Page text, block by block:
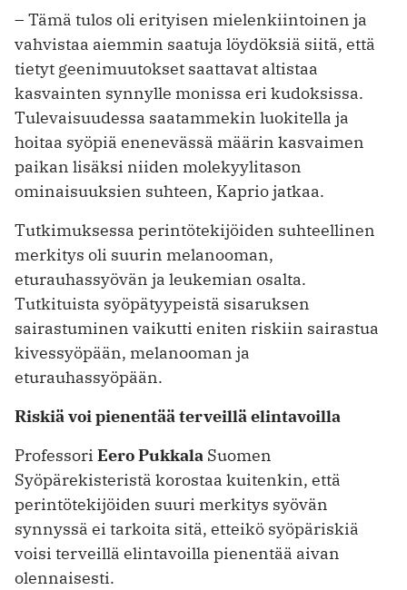
– Tämä tulos oli erityisen mielenkiintoinen ja
vahvistaa aiemmin saatuja löydöksiä siitä, että
tietyt geenimuutokset saattavat altistaa
kasvainten synnylle monissa eri kudoksissa.
Tulevaisuudessa saatammekin luokitella ja
hoitaa syöpiä enenevässä määrin kasvaimen
paikan lisäksi niiden molekyylitason
ominaisuuksien suhteen, Kaprio jatkaa.
Tutkimuksessa perintötekijöiden suhteellinen
merkitys oli suurin melanooman,
eturauhassyövän ja leukemian osalta.
Tutkituista syöpätyypeistä sisaruksen
sairastuminen vaikutti eniten riskiin sairastua
kivessyöpään, melanooman ja
eturauhassyöpään.
Riskiä voi pienentää terveillä elintavoilla
Professori Eero Pukkala Suomen
Syöpärekisteristä korostaa kuitenkin, että
perintötekijöiden suuri merkitys syövän
synnyssä ei tarkoita sitä, etteikö syöpäriskiä
voisi terveillä elintavoilla pienentää aivan
olennaisesti.